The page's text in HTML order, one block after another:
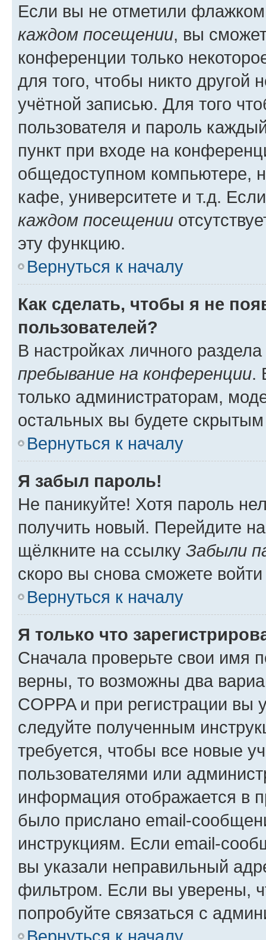
Если вы не отметили
каждом посещении, вы
конференции только
для того, чтобы никто другой
учётной записью. Для того
пользователя и пароль
пункт при входе на
общедоступном компьютере,
кафе, университете и т.д.
каждом посещении
эту функцию.
Вернуться к началу
Как сделать, чтобы я не
пользователей?
В настройках личного
пребывание на конференции.
только администраторам,
остальных вы будете
Вернуться к началу
Я забыл пароль!
Не паникуйте! Хотя пароль
получить новый. Перейдите
щёлкните на ссылку Забыли
скоро вы снова сможете
Вернуться к началу
Я только что
Сначала проверьте свои имя
верны, то возможны два
COPPA и при регистрации вы
следуйте полученным
требуется, чтобы все новые
пользователями или
информация отображается в
было прислано email-
инструкциям. Если email-
вы указали неправильный
фильтром. Если вы уверены,
попробуйте связаться с
Вернуться к началу